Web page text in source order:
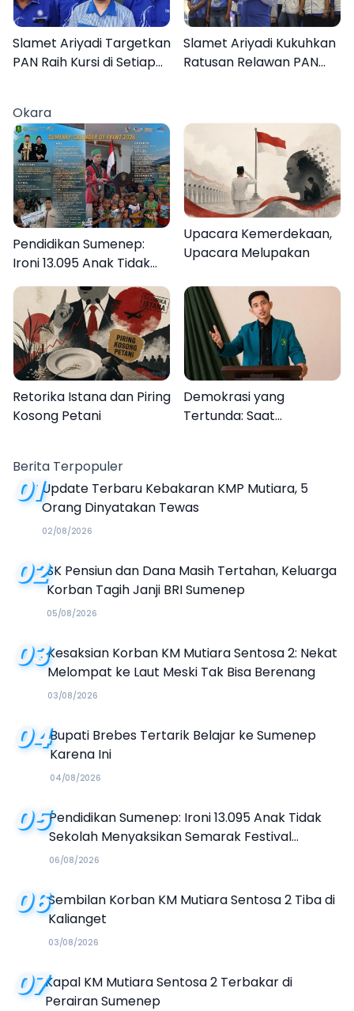
Slamet Ariyadi Targetkan
PAN Raih Kursi di Setiap
Slamet Ariyadi Kukuhkan
Ratusan Relawan PAN
Rakyat
Okara
Pendidikan Sumenep:
Ironi 13.095 Anak Tidak
Sekolah Menyaksikan
Semarak Festival
Kalender Event 2026
Upacara Kemerdekaan,
Upacara Melupakan
Retorika Istana dan Piring
Kosong Petani
Demokrasi yang
Tertunda: Saat
Berita Terpopuler
01Update Terbaru Kebakaran KMP Mutiara, 5
Orang Dinyatakan Tewas
02/08/2026
02SK Pensiun dan Dana Masih Tertahan, Keluarga
Korban Tagih Janji BRI Sumenep
05/08/2026
03Kesaksian Korban KM Mutiara Sentosa 2: Nekat
Melompat ke Laut Meski Tak Bisa Berenang
03/08/2026
04Bupati Brebes Tertarik Belajar ke Sumenep
Karena Ini
04/08/2026
05Pendidikan Sumenep: Ironi 13.095 Anak Tidak
Sekolah Menyaksikan Semarak Festival
Kalender Event 2026
06/08/2026
06Sembilan Korban KM Mutiara Sentosa 2 Tiba di
Kalianget
03/08/2026
07Kapal KM Mutiara Sentosa 2 Terbakar di
Perairan Sumenep